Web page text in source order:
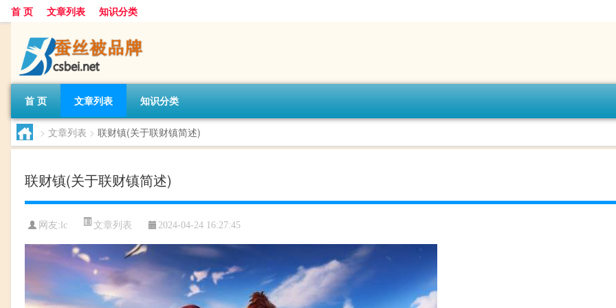
首 页 文章列表 知识分类
首 页 文章列表 知识分类
> 文章列表 > 联财镇(关于联财镇简述)
联财镇(关于联财镇简述)
网友: lc 文章列表 2024-04-24 16:27:45